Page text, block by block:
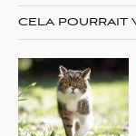
CELA POURRAIT